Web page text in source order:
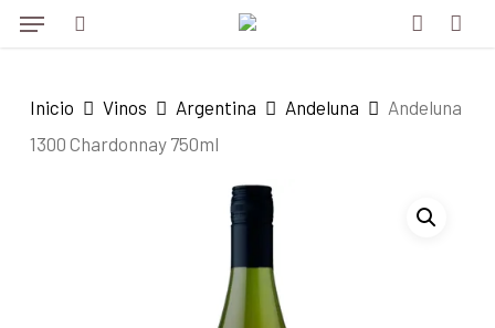
Skip
content
Menu
Inicio Vinos Argentina Andeluna
Andeluna
1300 Chardonnay 750ml